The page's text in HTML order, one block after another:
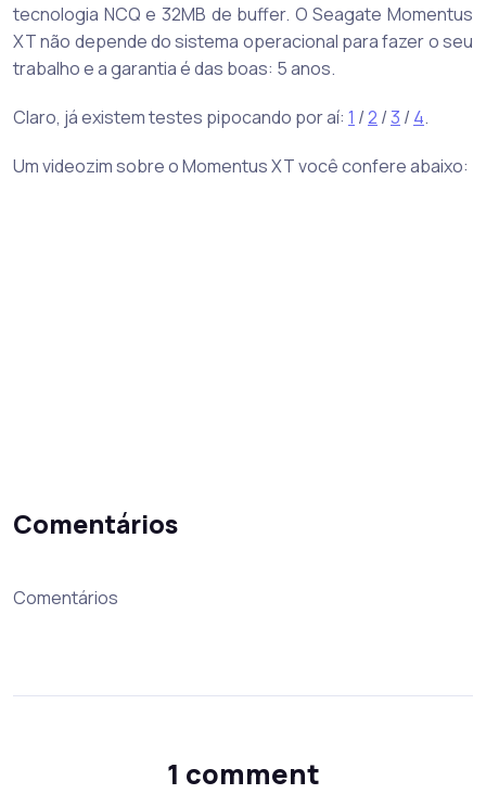
tecnologia NCQ e 32MB de buffer. O Seagate Momentus
XT não depende do sistema operacional para fazer o seu
trabalho e a garantia é das boas: 5 anos.
Claro, já existem testes pipocando por aí: 1 /2 /3 / 4.
Um videozim sobre o Momentus XT você confere abaixo:
Comentários
Comentários
1 comment